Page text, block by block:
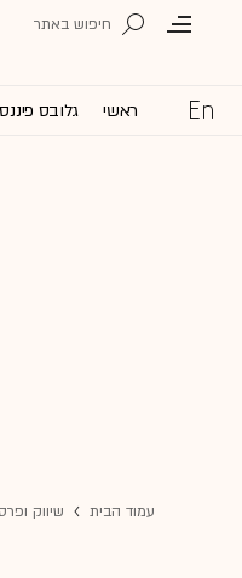
ראשי גלובס
עמוד הבית שיווק